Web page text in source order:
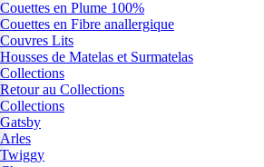
Couettes en Plume 100%
Couettes en Fibre anallergique
Couvres Lits
Housses de Matelas et Surmatelas
Collections
Retour au Collections
Collections
Gatsby
Arles
Twiggy